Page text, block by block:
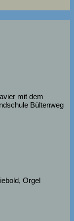
mit dem
Bültenweg
Orgel